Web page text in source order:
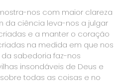
nos com maior clareza
da ciência leva-nos a julgar
e a manter o coração
na medida em que nos
sabedoria faz-nos
insondáveis de Deus e
todas as coisas e no